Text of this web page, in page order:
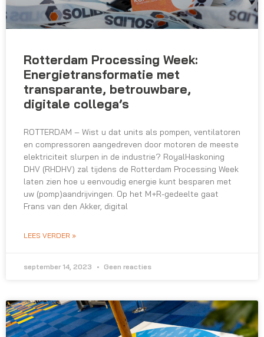
Rotterdam Processing Week:
Energietransformatie met
transparante, betrouwbare,
digitale collega’s
ROTTERDAM – Wist u dat units als pompen, ventilatoren
en compressoren aangedreven door motoren de meeste
elektriciteit slurpen in de industrie? RoyalHaskoning
DHV (RHDHV) zal tijdens de Rotterdam Processing Week
laten zien hoe u eenvoudig energie kunt besparen met
uw (pomp)aandrijvingen. Op het M+R-gedeelte gaat
Frans van den Akker, digital
LEES VERDER »
september 14, 2023 Geen reacties